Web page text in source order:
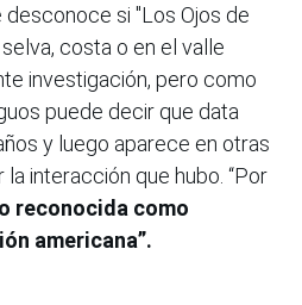
si "Los Ojos de
costa o en el valle
investigación, pero como
puede decir que data
y luego aparece en otras
interacción que hubo. “Por
reconocida como
americana”.